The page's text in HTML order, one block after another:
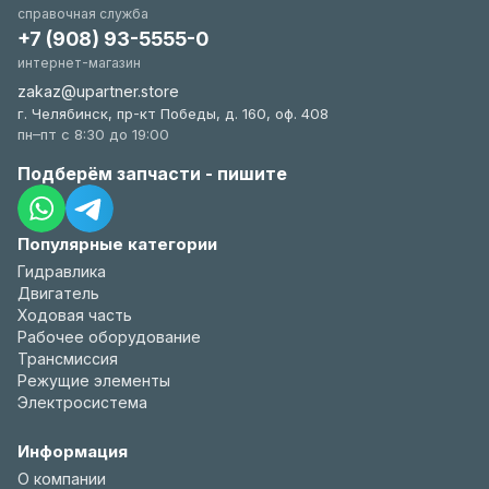
Популярные категории
Гидравлика
Двигатель
Ходовая часть
Рабочее оборудование
Трансмиссия
Режущие элементы
Электросистема
Информация
О компании
справочная служба
+7 (908) 93-5555-0
интернет-магазин
zakaz@upartner.store
г. Челябинск, пр-кт Победы, д. 160, оф. 408
пн–пт с 8:30 до 19:00
Подберём запчасти - пишите